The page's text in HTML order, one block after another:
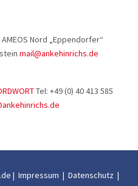
Nord „Eppendorfer“
mail@ankehinrichs.de
Tel: +49 (0) 40 413 585
| Impressum | Datenschutz |